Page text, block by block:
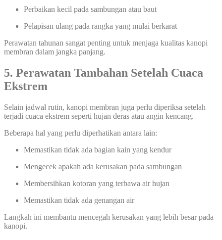
Perbaikan kecil pada sambungan atau baut
Pelapisan ulang pada rangka yang mulai berkarat
Perawatan tahunan sangat penting untuk menjaga kualitas kanopi
membran dalam jangka panjang.
5. Perawatan Tambahan Setelah Cuaca
Ekstrem
Selain jadwal rutin, kanopi membran juga perlu diperiksa setelah
terjadi cuaca ekstrem seperti hujan deras atau angin kencang.
Beberapa hal yang perlu diperhatikan antara lain:
Memastikan tidak ada bagian kain yang kendur
Mengecek apakah ada kerusakan pada sambungan
Membersihkan kotoran yang terbawa air hujan
Memastikan tidak ada genangan air
Langkah ini membantu mencegah kerusakan yang lebih besar pada
kanopi.